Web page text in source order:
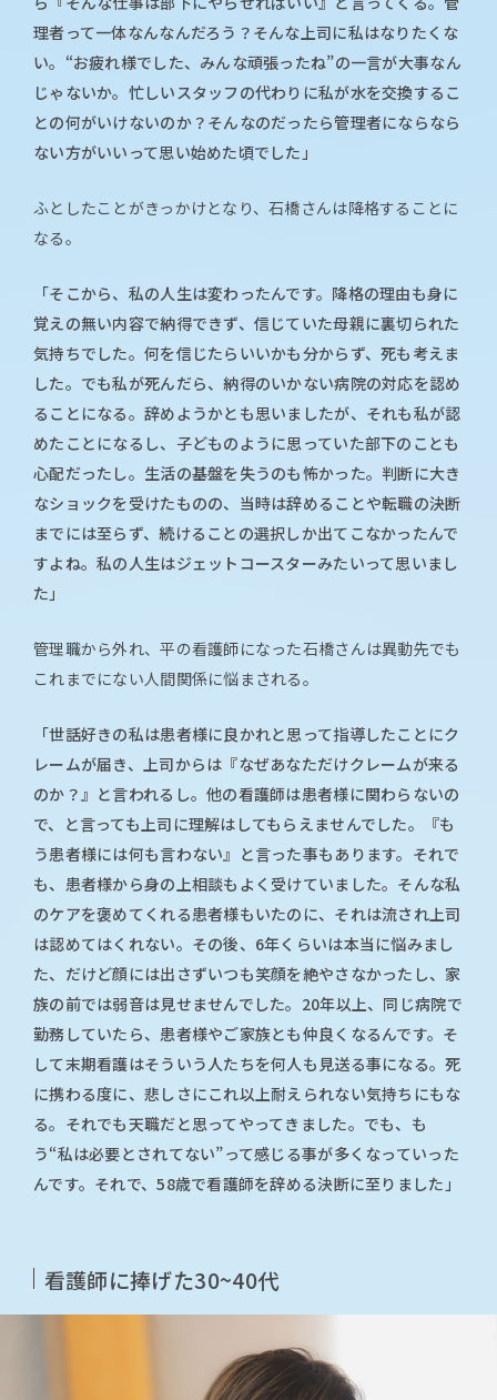
理者って一体なんなんだろう？そんな上司に私はなりたくな
い。“お疲れ様でした、みんな頑張ったね”の一言が大事なん
じゃないか。忙しいスタッフの代わりに私が水を交換するこ
との何がいけないのか？そんなのだったら管理者にならなら
ない方がいいって思い始めた頃でした」
ふとしたことがきっかけとなり、石橋さんは降格することに
なる。
「そこから、私の人生は変わったんです。降格の理由も身に
覚えの無い内容で納得できず、信じていた母親に裏切られた
気持ちでした。何を信じたらいいかも分からず、死も考えま
した。でも私が死んだら、納得のいかない病院の対応を認め
ることになる。辞めようかとも思いましたが、それも私が認
めたことになるし、子どものように思っていた部下のことも
心配だったし。生活の基盤を失うのも怖かった。判断に大き
なショックを受けたものの、当時は辞めることや転職の決断
までには至らず、続けることの選択しか出てこなかったんで
すよね。私の人生はジェットコースターみたいって思いまし
た」
管理職から外れ、平の看護師になった石橋さんは異動先でも
これまでにない人間関係に悩まされる。
「世話好きの私は患者様に良かれと思って指導したことにク
レームが届き、上司からは『なぜあなただけクレームが来る
のか？』と言われるし。他の看護師は患者様に関わらないの
で、と言っても上司に理解はしてもらえませんでした。『も
う患者様には何も言わない』と言った事もあります。それで
も、患者様から身の上相談もよく受けていました。そんな私
のケアを褒めてくれる患者様もいたのに、それは流され上司
は認めてはくれない。その後、6年くらいは本当に悩みまし
た、だけど顔には出さずいつも笑顔を絶やさなかったし、家
族の前では弱音は見せませんでした。20年以上、同じ病院で
勤務していたら、患者様やご家族とも仲良くなるんです。そ
して末期看護はそういう人たちを何人も見送る事になる。死
に携わる度に、悲しさにこれ以上耐えられない気持ちにもな
る。それでも天職だと思ってやってきました。でも、も
う“私は必要とされてない”って感じる事が多くなっていった
んです。それで、58歳で看護師を辞める決断に至りました」
看護師に捧げた30~40代